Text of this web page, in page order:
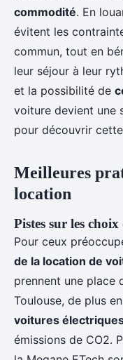
commodité. En
évitent les
commun, tout en
leur séjour à leur
et la possibilité de
voiture devient une
pour découvrir
Meilleures
location
Pistes sur les
Pour ceux
de la location de
prennent une place
Toulouse, de plus
voitures
émissions de CO2.